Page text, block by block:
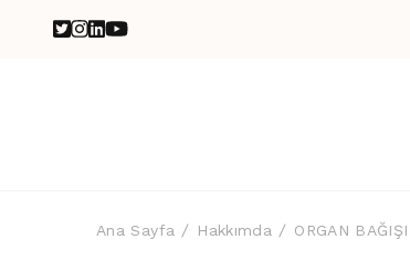
Ana Sayfa Hakkımda ORGAN